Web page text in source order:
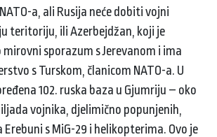
a, ali Rusija neće dobiti vojni
teritoriju, ili Azerbejdžan, koji je
sporazum s Jerevanom i ima
s Turskom, članicom NATO-a. U
102. ruska baza u Gjumriju – oko
vojnika, djelimično popunjenih,
Erebuni s MiG-29 i helikopterima. Ovo je